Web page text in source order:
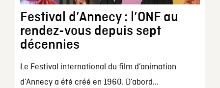
Festival d’Annecy : l’ONF au
rendez-vous depuis sept
décennies
Le Festival international du film d’animation
d’Annecy a été créé en 1960. D’abord...